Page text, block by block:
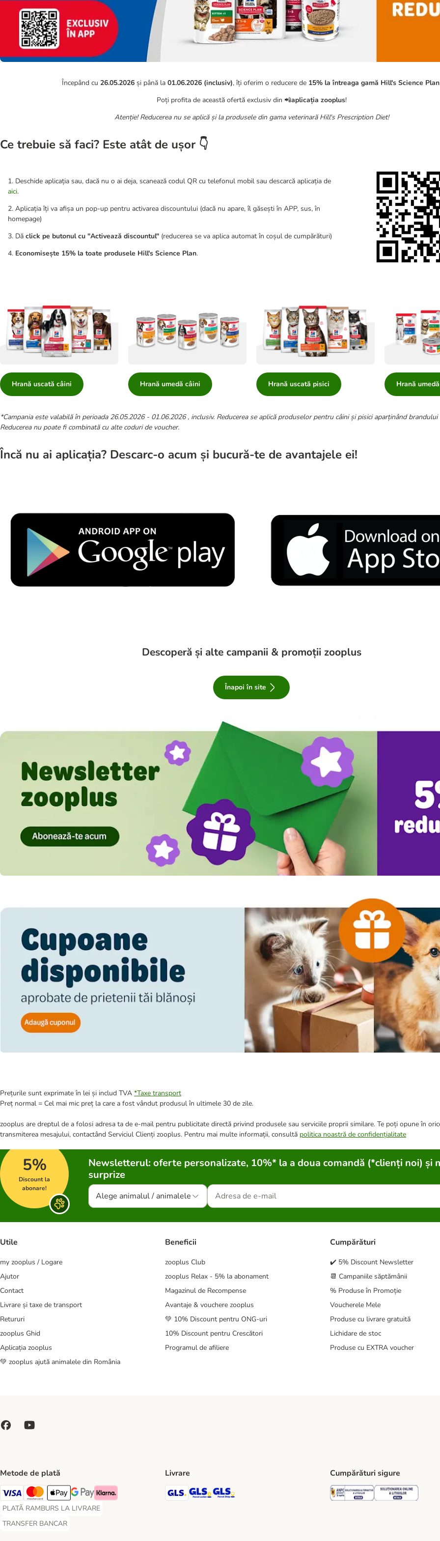
Începând cu 26.05.2026 și până la 01.06.2026 (inclusiv), îți oferim o reducere de 15% la întreaga gamă Hill's Science Plan
Poți profita de această ofertă exclusiv din 📲aplicația zooplus!
Atenție! Reducerea nu se aplică și la produsele din gama veterinară Hill's Prescription Diet!
Ce trebuie să faci? Este atât de ușor 👇
1. Deschide aplicația sau, dacă nu o ai deja, scanează codul QR cu telefonul mobil sau descarcă aplicația de
aici.
2. Aplicația îți va afișa un pop-up pentru activarea discountului (dacă nu apare, îl găsești în APP, sus, în
homepage)
3. Dă click pe butonul cu "Activează discountul" (reducerea se va aplica automat în coșul de cumpărături)
4. Economisește 15% la toate produsele Hill's Science Plan.
Hrană uscată câini Hrană umedă câini Hrană uscată pisici Hrană
*Campania este valabilă în perioada 26.05.2026 - 01.06.2026 , inclusiv. Reducerea se aplică produselor pentru câini și pisici aparținând brandului
Reducerea nu poate fi combinată cu alte coduri de voucher.
Încă nu ai aplicația? Descarc-o acum și bucură-te de avantajele ei!
Descoperă și alte campanii & promoții zooplus
Înapoi în site
Prețurile sunt exprimate în lei și includ TVA *Taxe transport
Preț normal = Cel mai mic preț la care a fost vândut produsul în ultimele 30 de zile.
zooplus are dreptul de a folosi adresa ta de e-mail pentru publicitate directă privind produsele sau serviciile proprii similare. Te poți opune în
transmiterea mesajului, contactând Serviciul Clienți zooplus. Pentru mai multe informații, consultă politica noastră de confidențialitate
5%
Discount la
abonare!
Newsletterul: oferte personalizate, 10%* la a doua comandă (*clienți noi) și
surprize
Alege animalul / animalele
Utile
my zooplus / Logare
Ajutor
Contact
Livrare și taxe de transport
Retururi
zooplus Ghid
Aplicația zooplus
💚 zooplus ajută animalele din România
Beneficii
zooplus Club
zooplus Relax - 5% la abonament
Magazinul de Recompense
Avantaje & vouchere zooplus
💚 10% Discount pentru ONG-uri
10% Discount pentru Crescători
Programul de afiliere
Cumpărături
✔️ 5% Discount Newsletter
📆 Campaniile săptămânii
% Produse în Promoție
Voucherele Mele
Produse cu livrare gratuită
Lichidare de stoc
Produse cu EXTRA voucher
Metode de plată
Visa Payment Method
Master Card Payment Method
Apple Pay Payment Method
Google Pay Payment Method
Klarna Payment Method
PLATĂ RAMBURS LA LIVRARE
PLATĂ RAMBURS LA LIVRARE Payment Method
TRANSFER BANCAR
TRANSFER BANCAR Payment Method
Livrare
GLS Shipping Method
GLS Locker Shipping Method
GLS Parcel Shop Shipping Method
Cumpărături sigure
Security